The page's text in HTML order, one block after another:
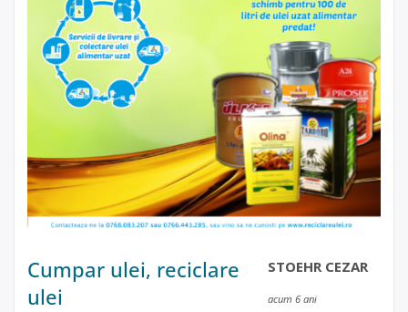
Cumpar ulei, reciclare
ulei
STOEHR CEZAR
acum 6 ani